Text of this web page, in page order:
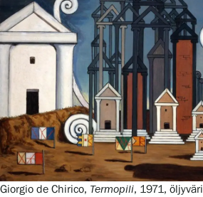
Giorgio de Chirico, Termopili, 1971, öljyväri